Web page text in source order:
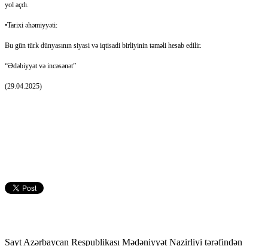
yol açdı.
•Tarixi əhəmiyyəti:
Bu gün türk dünyasının siyasi və iqtisadi birliyinin təməli hesab edilir.
“Ədəbiyyat və incəsənət”
(29.04.2025)
Sayt Azərbaycan Respublikası Mədəniyyət Nazirliyi tərəfindən